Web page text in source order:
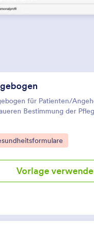
Für Kinder
:
für Patienten/
Bestimmung der
to Category:
Vorlage